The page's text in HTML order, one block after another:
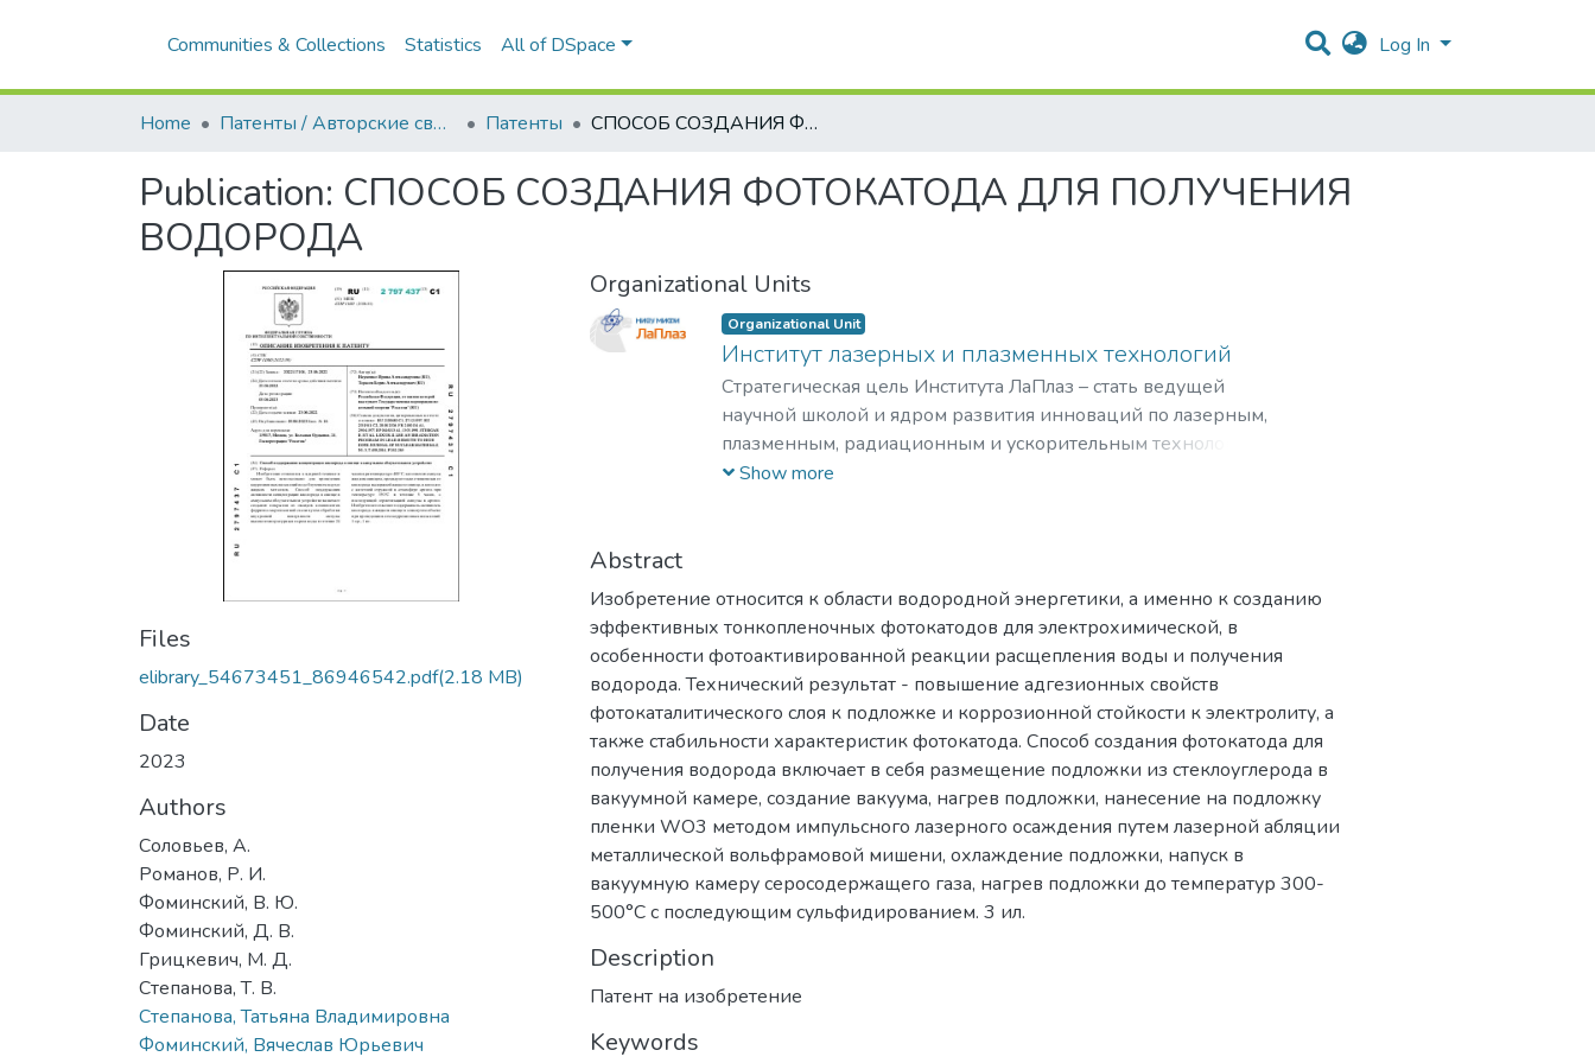
Communities & Collections Statistics All of DSpace Log In
Home Патенты / Авторские свидетельства Патенты СПОСОБ СОЗДАНИЯ ФОТОКАТОДА ДЛЯ ПОЛУЧЕНИЯ ВОДОРОДА
Publication: СПОСОБ СОЗДАНИЯ ФОТОКАТОДА ДЛЯ ПОЛУЧЕНИЯ
ВОДОРОДА
Files
elibrary_54673451_86946542.pdf(2.18 MB)
Date
2023
Authors
Соловьев, А.
Романов, Р. И.
Фоминский, В. Ю.
Фоминский, Д. В.
Грицкевич, М. Д.
Степанова, Т. В.
Степанова, Татьяна Владимировна
Фоминский, Вячеслав Юрьевич
Organizational Units
Organizational Unit
Институт лазерных и плазменных технологий
Стратегическая цель Института ЛаПлаз – стать ведущей
научной школой и ядром развития инноваций по лазерным,
плазменным, радиационным и ускорительным технологиям,
с уникальными образовательными программами,
Show more
Abstract
Изобретение относится к области водородной энергетики, а именно к созданию
эффективных тонкопленочных фотокатодов для электрохимической, в
особенности фотоактивированной реакции расщепления воды и получения
водорода. Технический результат - повышение адгезионных свойств
фотокаталитического слоя к подложке и коррозионной стойкости к электролиту, а
также стабильности характеристик фотокатода. Способ создания фотокатода для
получения водорода включает в себя размещение подложки из стеклоуглерода в
вакуумной камере, создание вакуума, нагрев подложки, нанесение на подложку
пленки WO3 методом импульсного лазерного осаждения путем лазерной абляции
металлической вольфрамовой мишени, охлаждение подложки, напуск в
вакуумную камеру серосодержащего газа, нагрев подложки до температур 300-
500°C с последующим сульфидированием. 3 ил.
Description
Патент на изобретение
Keywords